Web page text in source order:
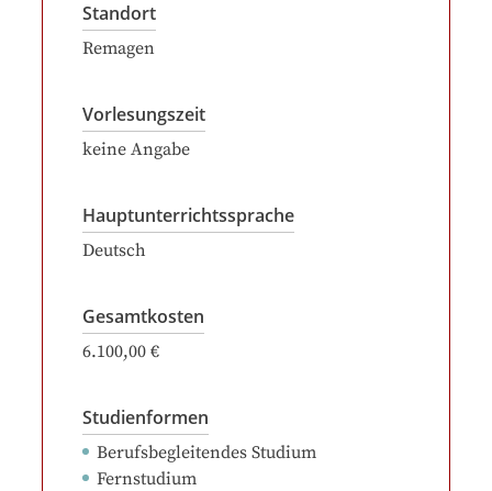
Standort
Remagen
Vorlesungszeit
keine Angabe
Hauptunterrichtssprache
Deutsch
Gesamtkosten
6.100,00 €
Studienformen
Berufsbegleitendes Studium
Fernstudium